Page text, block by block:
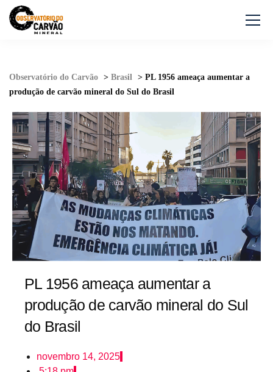
Observatório do Carvão > Brasil > PL 1956 ameaça aumentar a
produção de carvão mineral do Sul do Brasil
PL 1956 ameaça aumentar a
produção de carvão mineral do Sul
do Brasil
novembro 14, 2025